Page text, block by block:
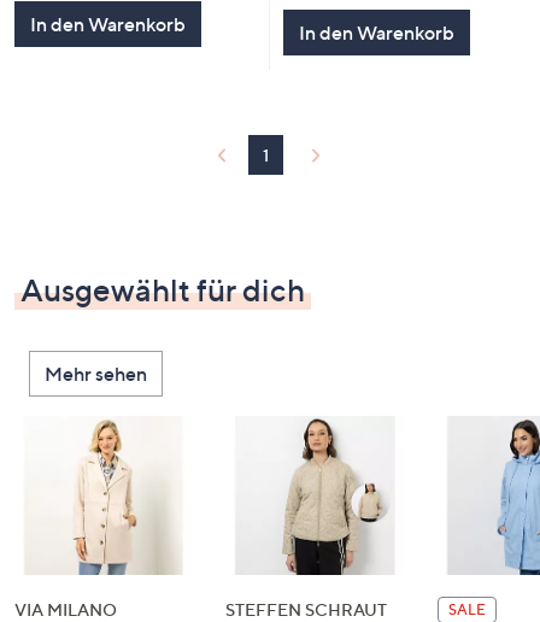
In den Warenkorb In den Warenkorb
1
Ausgewählt für dich
Mehr sehen
VIA MILANO
STEFFEN SCHRAUT
SALE